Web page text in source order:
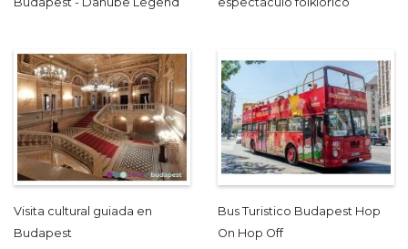
Visita cultural guiada en
Budapest
Bus Turistico Budapest Hop
On Hop Off